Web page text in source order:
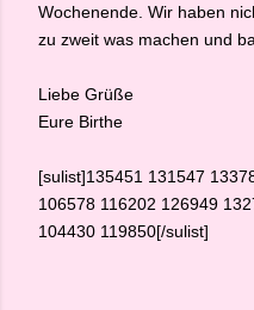
Wochenende. Wir haben
zu zweit was machen und
Liebe Grüße
Eure Birthe
[sulist]135451 131547
106578 116202 126949
104430 119850[/sulist]